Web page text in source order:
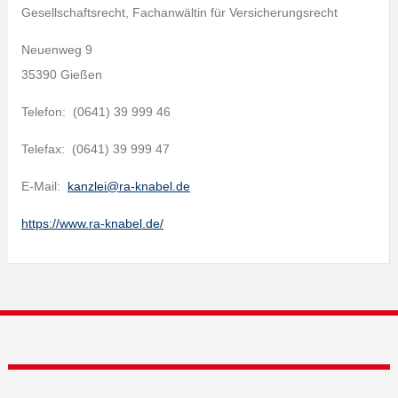
Gesellschaftsrecht, Fachanwältin für Versicherungsrecht
Neuenweg 9
35390 Gießen
Telefon: (0641) 39 999 46
Telefax: (0641) 39 999 47
E-Mail: kanzlei@ra-knabel.de
https://www.ra-knabel.de/